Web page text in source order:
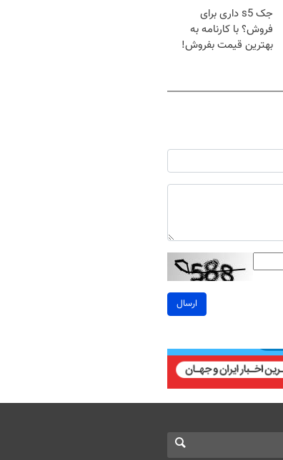
جک s5 داری برای
فروش؟ با کارنامه به
بهترین قیمت بفروش!
ارسال